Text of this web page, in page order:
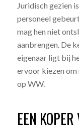
Juridisch gezien
personeel
mag hen niet
aanbrengen. De
eigenaar ligt bij
ervoor kiezen om
op WW.
EEN